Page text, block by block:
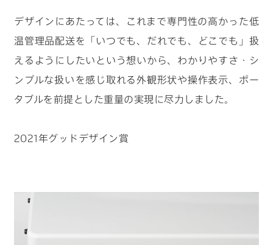
デザインにあたっては、これまで専門性の高かった低
温管理品配送を「いつでも、だれでも、どこでも」扱
えるようにしたいという想いから、わかりやすさ・シ
ンプルな扱いを感じ取れる外観形状や操作表示、ポー
タブルを前提とした重量の実現に尽力しました。
2021年グッドデザイン賞